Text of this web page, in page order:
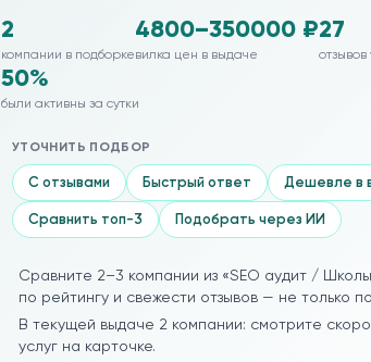
2
компании в подборке
4800–350000 ₽
вилка цен в выдаче
27
50%
были активны за сутки
УТОЧНИТЬ ПОДБОР
С отзывами Быстрый ответ Дешевле в
Сравнить топ-3 Подобрать через ИИ
Сравните 2–3 компании из «SEO аудит /
по рейтингу и свежести отзывов — не только
В текущей выдаче 2 компании: смотрите
услуг на карточке.